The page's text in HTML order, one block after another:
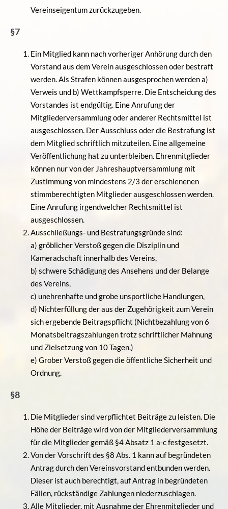
Vereinseigentum zurückzugeben.
§7
Ein Mitglied kann nach vorheriger Anhörung durch den
Vorstand aus dem Verein ausgeschlossen oder bestraft
werden. Als Strafen können ausgesprochen werden a)
Verweis und b) Wettkampfsperre. Die Entscheidung des
Vorstandes ist endgültig. Eine Anrufung der
Mitgliederversammlung oder anderer Rechtsmittel ist
ausgeschlossen. Der Ausschluss oder die Bestrafung ist
dem Mitglied schriftlich mitzuteilen. Eine allgemeine
Veröffentlichung hat zu unterbleiben. Ehrenmitglieder
können nur von der Jahreshauptversammlung mit
Zustimmung von mindestens 2/3 der erschienenen
stimmberechtigten Mitglieder ausgeschlossen werden.
Eine Anrufung irgendwelcher Rechtsmittel ist
ausgeschlossen.
Ausschließungs- und Bestrafungsgründe sind:
a) gröblicher Verstoß gegen die Disziplin und
Kameradschaft innerhalb des Vereins,
b) schwere Schädigung des Ansehens und der Belange
des Vereins,
c) unehrenhafte und grobe unsportliche Handlungen,
d) Nichterfüllung der aus der Zugehörigkeit zum Verein
sich ergebende Beitragspflicht (Nichtbezahlung von 6
Monatsbeitragszahlungen trotz schriftlicher Mahnung
und Zielsetzung von 10 Tagen.)
e) Grober Verstoß gegen die öffentliche Sicherheit und
Ordnung.
§8
Die Mitglieder sind verpflichtet Beiträge zu leisten. Die
Höhe der Beiträge wird von der Mitgliederversammlung
für die Mitglieder gemäß §4 Absatz 1 a-c festgesetzt.
Von der Vorschrift des §8 Abs. 1 kann auf begründeten
Antrag durch den Vereinsvorstand entbunden werden.
Dieser ist auch berechtigt, auf Antrag in begründeten
Fällen, rückständige Zahlungen niederzuschlagen.
Alle Mitglieder. mit Ausnahme der Ehrenmitglieder und